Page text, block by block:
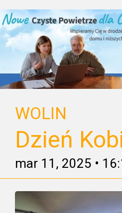
WOLIN
Dzień
mar 11, 2025 •